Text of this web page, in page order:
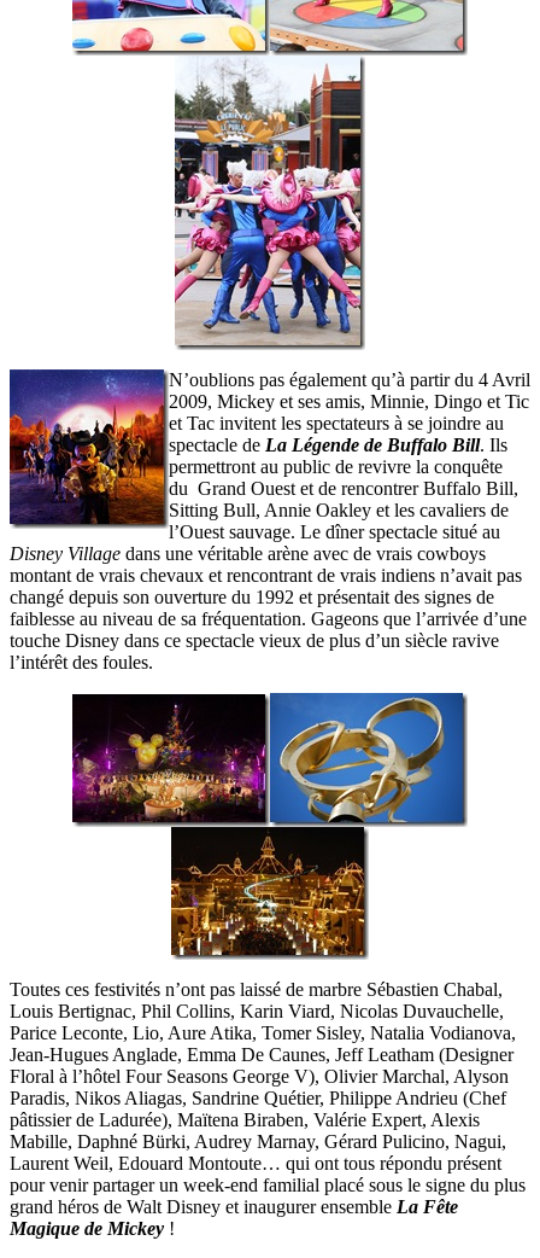
N’oublions pas également qu’à partir du 4 Avril
2009, Mickey et ses amis, Minnie, Dingo et Tic
et Tac invitent les spectateurs à se joindre au
spectacle de La Légende de Buffalo Bill. Ils
permettront au public de revivre la conquête
du Grand Ouest et de rencontrer Buffalo Bill,
Sitting Bull, Annie Oakley et les cavaliers de
l’Ouest sauvage. Le dîner spectacle situé au
Disney Village dans une véritable arène avec de vrais cowboys
montant de vrais chevaux et rencontrant de vrais indiens n’avait pas
changé depuis son ouverture du 1992 et présentait des signes de
faiblesse au niveau de sa fréquentation. Gageons que l’arrivée d’une
touche Disney dans ce spectacle vieux de plus d’un siècle ravive
l’intérêt des foules.
Toutes ces festivités n’ont pas laissé de marbre Sébastien Chabal,
Louis Bertignac, Phil Collins, Karin Viard, Nicolas Duvauchelle,
Parice Leconte, Lio, Aure Atika, Tomer Sisley, Natalia Vodianova,
Jean-Hugues Anglade, Emma De Caunes, Jeff Leatham (Designer
Floral à l’hôtel Four Seasons George V), Olivier Marchal, Alyson
Paradis, Nikos Aliagas, Sandrine Quétier, Philippe Andrieu (Chef
pâtissier de Ladurée), Maïtena Biraben, Valérie Expert, Alexis
Mabille, Daphné Bürki, Audrey Marnay, Gérard Pulicino, Nagui,
Laurent Weil, Edouard Montoute… qui ont tous répondu présent
pour venir partager un week-end familial placé sous le signe du plus
grand héros de Walt Disney et inaugurer ensemble La Fête
Magique de Mickey !